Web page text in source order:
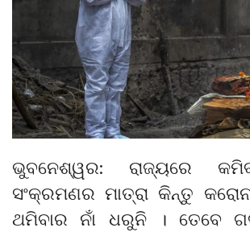
ଭୁବନେଶ୍ୱର: ରାଜ୍ୟରେ
ସଂକ୍ରମଣର ମାତ୍ରା କିନ୍ତୁ
ଥମିବାର ନାଁ ଧରୁନି । ତେବେ